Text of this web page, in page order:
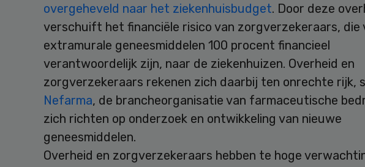
overgeheveld naar het ziekenhuisbudget. Door deze
verschuift het financiële risico van zorgverzekeraars, die
extramurale geneesmiddelen 100 procent financieel
verantwoordelijk zijn, naar de ziekenhuizen. Overheid en
zorgverzekeraars rekenen zich daarbij ten onrechte rijk,
Nefarma, de brancheorganisatie van farmaceutische
zich richten op onderzoek en ontwikkeling van nieuwe
geneesmiddelen.
Overheid en zorgverzekeraars hebben te hoge